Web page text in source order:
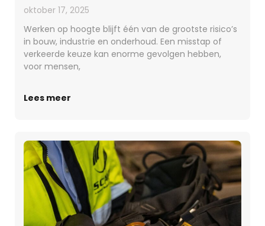
oktober 17, 2025
Werken op hoogte blijft één van de grootste risico’s
in bouw, industrie en onderhoud. Een misstap of
verkeerde keuze kan enorme gevolgen hebben,
voor mensen,
Lees meer